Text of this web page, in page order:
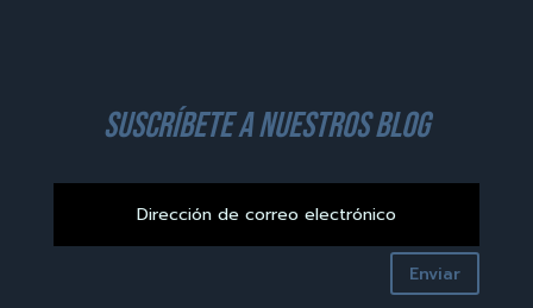
suscríbete a nuestros blog
Enviar